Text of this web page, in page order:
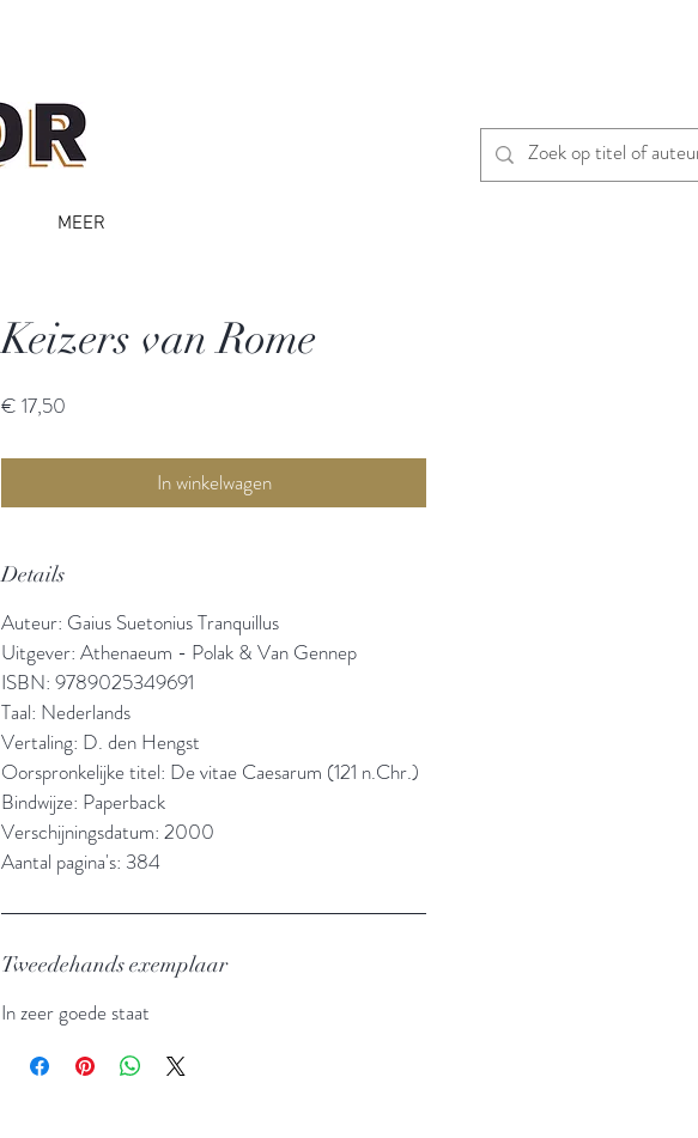
MEER
Keizers van Rome
€ 17,50
In winkelwagen
Details
Auteur: Gaius Suetonius Tranquillus
Uitgever: Athenaeum - Polak & Van Gennep
ISBN: 9789025349691
Taal: Nederlands
Vertaling: D. den Hengst
Oorspronkelijke titel: De vitae Caesarum (121 n.Chr.)
Bindwijze: Paperback
Verschijningsdatum: 2000
Aantal pagina's: 384
Tweedehands exemplaar
In zeer goede staat